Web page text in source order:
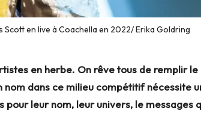
Scott en live à Coachella en 2022/ Erika Goldring
en herbe. On rêve tous de remplir
dans ce milieu compétitif nécessite
leur nom, leur univers, le messages